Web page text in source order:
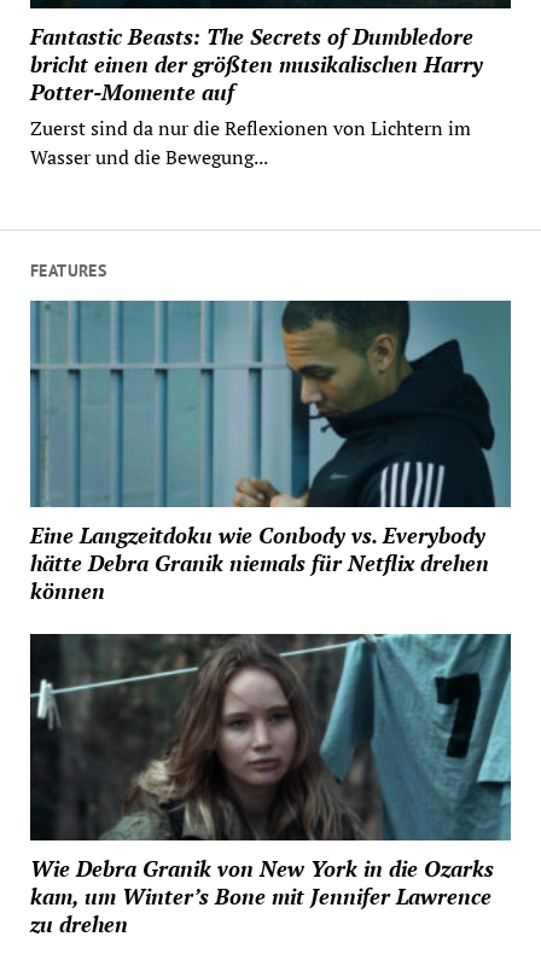
Fantastic Beasts: The Secrets of Dumbledore
bricht einen der größten musikalischen Harry
Potter-Momente auf
Zuerst sind da nur die Reflexionen von Lichtern im
Wasser und die Bewegung...
FEATURES
Eine Langzeitdoku wie Conbody vs. Everybody
hätte Debra Granik niemals für Netflix drehen
können
Wie Debra Granik von New York in die Ozarks
kam, um Winter’s Bone mit Jennifer Lawrence
zu drehen